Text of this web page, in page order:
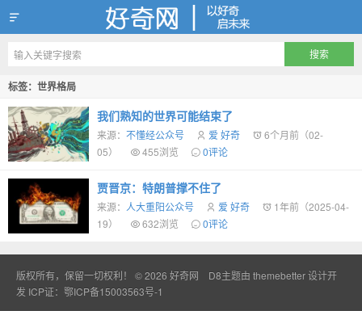
好奇网
标签：世界格局
我们熟知的世界可能结束了
来源： 不懂经公众号 爱 好奇
6个月前（02-
05）
455浏览 0评论
贾晋京：特朗普撑不住了
来源： 人大重阳公众号 爱 好奇
1年前（2025-04-
19）
632浏览 0评论
版权所有，保留一切权利！ © 2026 好奇网 D8主题由 themebetter设计开
发 ICP证：鄂ICP备15003563号-1